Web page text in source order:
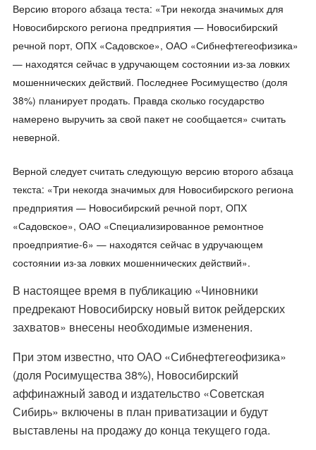
Версию второго абзаца теста: «Три некогда значимых для
Новосибирского региона предприятия — Новосибирский
речной порт, ОПХ «Садовское», ОАО «Сибнефтегеофизика»
— находятся сейчас в удручающем состоянии из-за ловких
мошеннических действий. Последнее Росимущество (доля
38%) планирует продать. Правда сколько государство
намерено выручить за свой пакет не сообщается» считать
неверной.
Верной следует считать следующую версию второго абзаца
текста: «Три некогда значимых для Новосибирского региона
предприятия — Новосибирский речной порт, ОПХ
«Садовское», ОАО «Специализированное ремонтное
проедприятие-6» — находятся сейчас в удручающем
состоянии из-за ловких мошеннических действий».
В настоящее время в публикацию «Чиновники
предрекают Новосибирску новый виток рейдерских
захватов» внесены необходимые изменения.
При этом известно, что ОАО «Сибнефтегеофизика»
(доля Росимущества 38%), Новосибирский
аффинажный завод и издательство «Советская
Сибирь» включены в план приватизации и будут
выставлены на продажу до конца текущего года.